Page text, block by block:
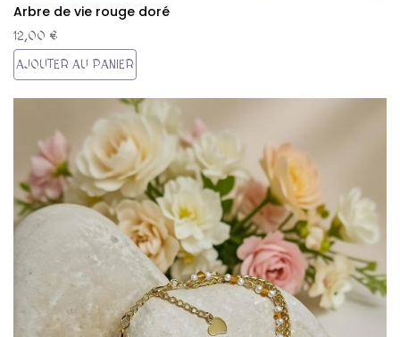
Arbre de vie rouge doré
12,00 €
AJOUTER AU PANIER